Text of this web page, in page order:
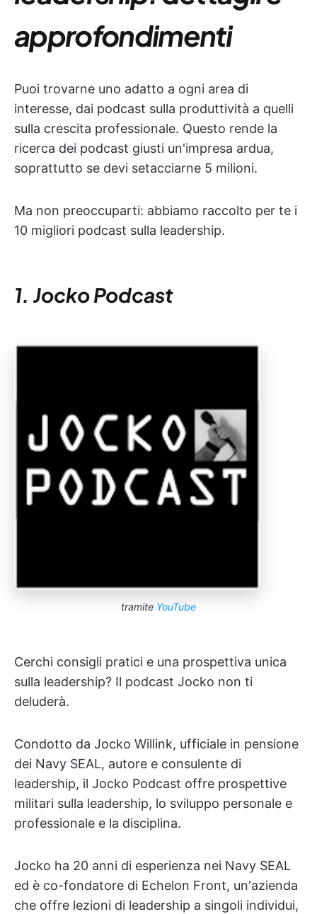
approfondimenti
Puoi trovarne uno adatto a ogni area di
interesse, dai podcast sulla produttività a quelli
sulla crescita professionale. Questo rende la
ricerca dei podcast giusti un'impresa ardua,
soprattutto se devi setacciarne 5 milioni.
Ma non preoccuparti: abbiamo raccolto per te i
10 migliori podcast sulla leadership.
1. Jocko Podcast
tramite YouTube
Cerchi consigli pratici e una prospettiva unica
sulla leadership? Il podcast Jocko non ti
deluderà.
Condotto da Jocko Willink, ufficiale in pensione
dei Navy SEAL, autore e consulente di
leadership, il Jocko Podcast offre prospettive
militari sulla leadership, lo sviluppo personale e
professionale e la disciplina.
Jocko ha 20 anni di esperienza nei Navy SEAL
ed è co-fondatore di Echelon Front, un'azienda
che offre lezioni di leadership a singoli individui,